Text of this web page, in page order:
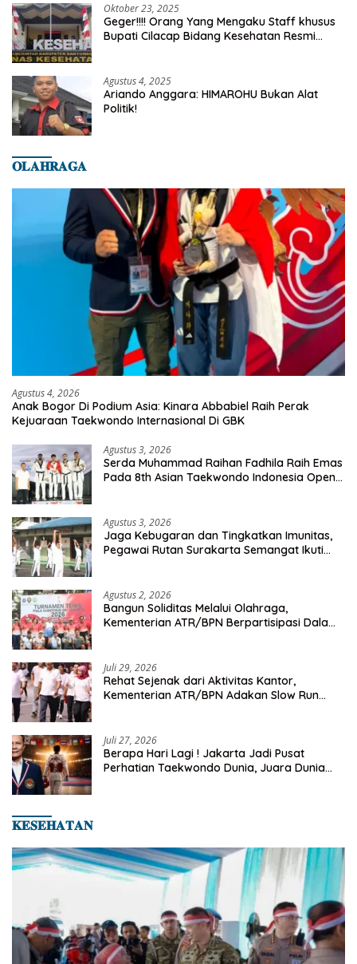
Oktober 23, 2025
Geger!!!! Orang Yang Mengaku Staff khusus
Bupati Cilacap Bidang Kesehatan Resmi
Agustus 4, 2025
Ariando Anggara: HIMAROHU Bukan Alat
Politik!
𝐎𝐋𝐀𝐇𝐑𝐀𝐆𝐀
Agustus 4, 2026
Anak Bogor Di Podium Asia: Kinara Abbabiel Raih Perak
Kejuaraan Taekwondo Internasional Di GBK
Agustus 3, 2026
Serda Muhammad Raihan Fadhila Raih Emas
Pada 8th Asian Taekwondo Indonesia Open
Agustus 3, 2026
Jaga Kebugaran dan Tingkatkan Imunitas,
Pegawai Rutan Surakarta Semangat Ikuti
Agustus 2, 2026
Bangun Soliditas Melalui Olahraga,
Kementerian ATR/BPN Berpartisipasi Dalam
Juli 29, 2026
Rehat Sejenak dari Aktivitas Kantor,
Kementerian ATR/BPN Adakan Slow Run
Juli 27, 2026
Berapa Hari Lagi ! Jakarta Jadi Pusat
Perhatian Taekwondo Dunia, Juara Dunia
𝐊𝐄𝐒𝐄𝐇𝐀𝐓𝐀𝐍